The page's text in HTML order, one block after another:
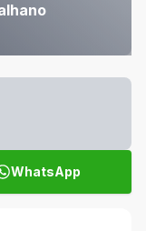
WhatsApp